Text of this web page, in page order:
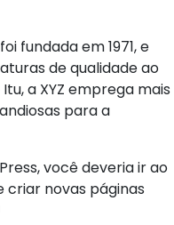
fundada em 1971, e
de qualidade ao
a XYZ emprega mais
para a
você deveria ir ao
criar novas páginas